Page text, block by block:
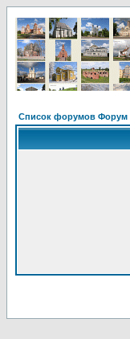
Список форумов Форум